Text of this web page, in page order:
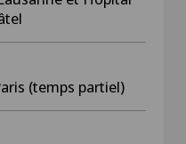
(temps partiel)